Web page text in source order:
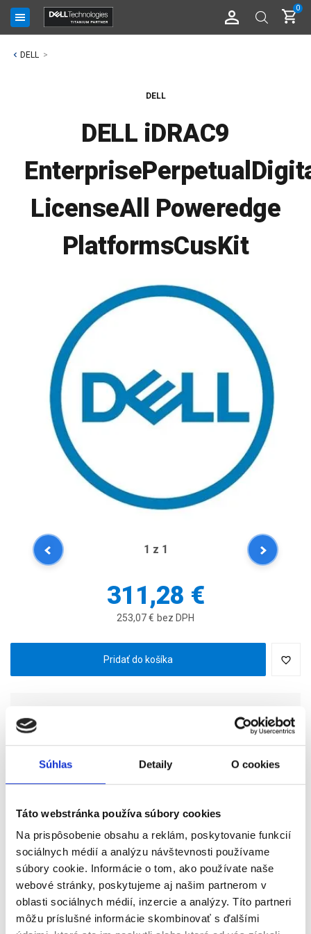
Súhlas Detaily O cookies
Táto webstránka používa súbory cookies
Na prispôsobenie obsahu a reklám, poskytovanie funkcií
sociálnych médií a analýzu návštevnosti používame
súbory cookie. Informácie o tom, ako používate naše
webové stránky, poskytujeme aj našim partnerom v
oblasti sociálnych médií, inzercie a analýzy. Títo partneri
môžu príslušné informácie skombinovať s ďalšími
0
DELL
DELL
DELL iDRAC9
LicenseAll Poweredge
PlatformsCusKit
1 z 1
311,28 €
253,07 € bez DPH
Pridať do košíka
Popis produktu
Zabudovaný ovládač vzdialeného prístupu 9
(iDRAC9) od spoločnosti Dell™ s technológiou
Lifecycle Controller umožňuje správcom
monitorovať,